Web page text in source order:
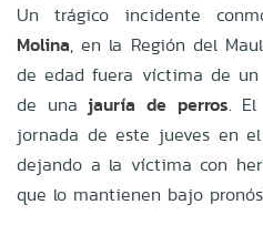
Un trágico incidente
Molina, en la Región del
de edad fuera víctima de
de una jauría de perros. El
jornada de este jueves en
dejando a la víctima con
que lo mantienen bajo